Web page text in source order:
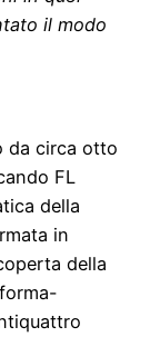
il modo
da circa otto
FL
della
in
della